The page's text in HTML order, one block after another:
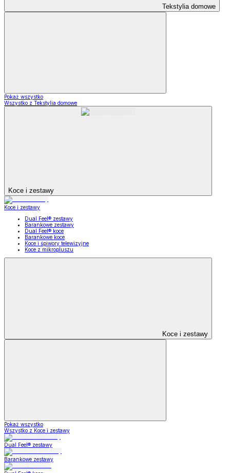
Tekstylia domowe
Pokaż wszystko
Wszystko z Tekstylia domowe
Koce i zestawy
Koce i zestawy
Dual Feel® zestawy
Barankowe zestawy
Dual Feel® koce
Barankowe koce
Koce i śpiwory telewizyjne
Koce z mikropluszu
Koce i zestawy
Pokaż wszystko
Wszystko z Koce i zestawy
Dual Feel® zestawy
Barankowe zestawy